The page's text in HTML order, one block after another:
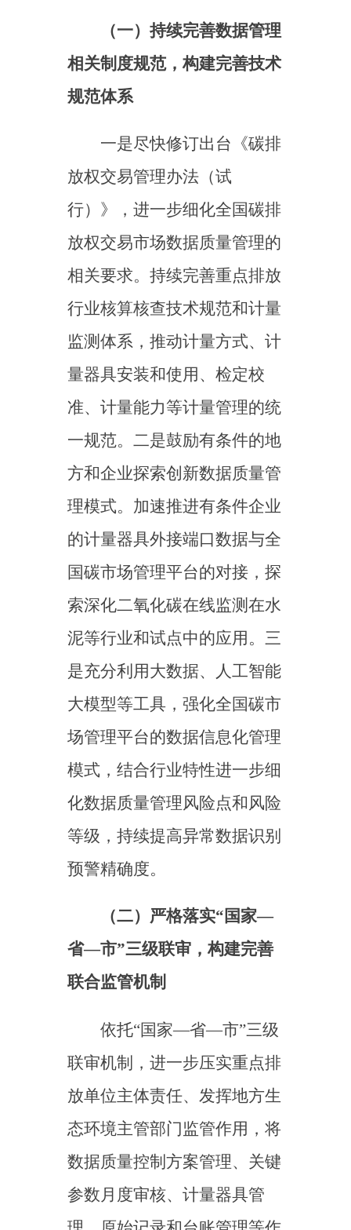
省—市”三级联审，构建完善
联合监管机制
依托“国家—省—市”三级
联审机制，进一步压实重点排
放单位主体责任、发挥地方生
态环境主管部门监管作用，将
理、原始记录和台账管理等作
为数据质量日常管理重点环节
开展监督管理，并作为年度核
查重点全面核实数据的准确
性，保障数据真实有效。在上
述监管手段的基础上，结合发
现的典型数据质量问题线索开
系统性风险。同时，结合《碳
排放权交易管理暂行条例》实
施，适时让法律“亮剑”，为数
据质量保驾护航。
（三）压实数据质量管理
主体责任，全面提升市场各类
参与方能力水平
一是强化对各类参与主体
的政策宣贯和业务指导。应结
合《碳排放权交易管理暂行条
排放权交易市场有关工作部
署，通过线上线下培训、“百
问百答”等多种形式对各类参
询，扩充碳排放管理师资力
量，强化碳排放管理执法水
平。二是调动地方生态环境部
门和行业协会力量进一步强化
培训。组织地方生态环境主管
部门、相关行业协会对重点排